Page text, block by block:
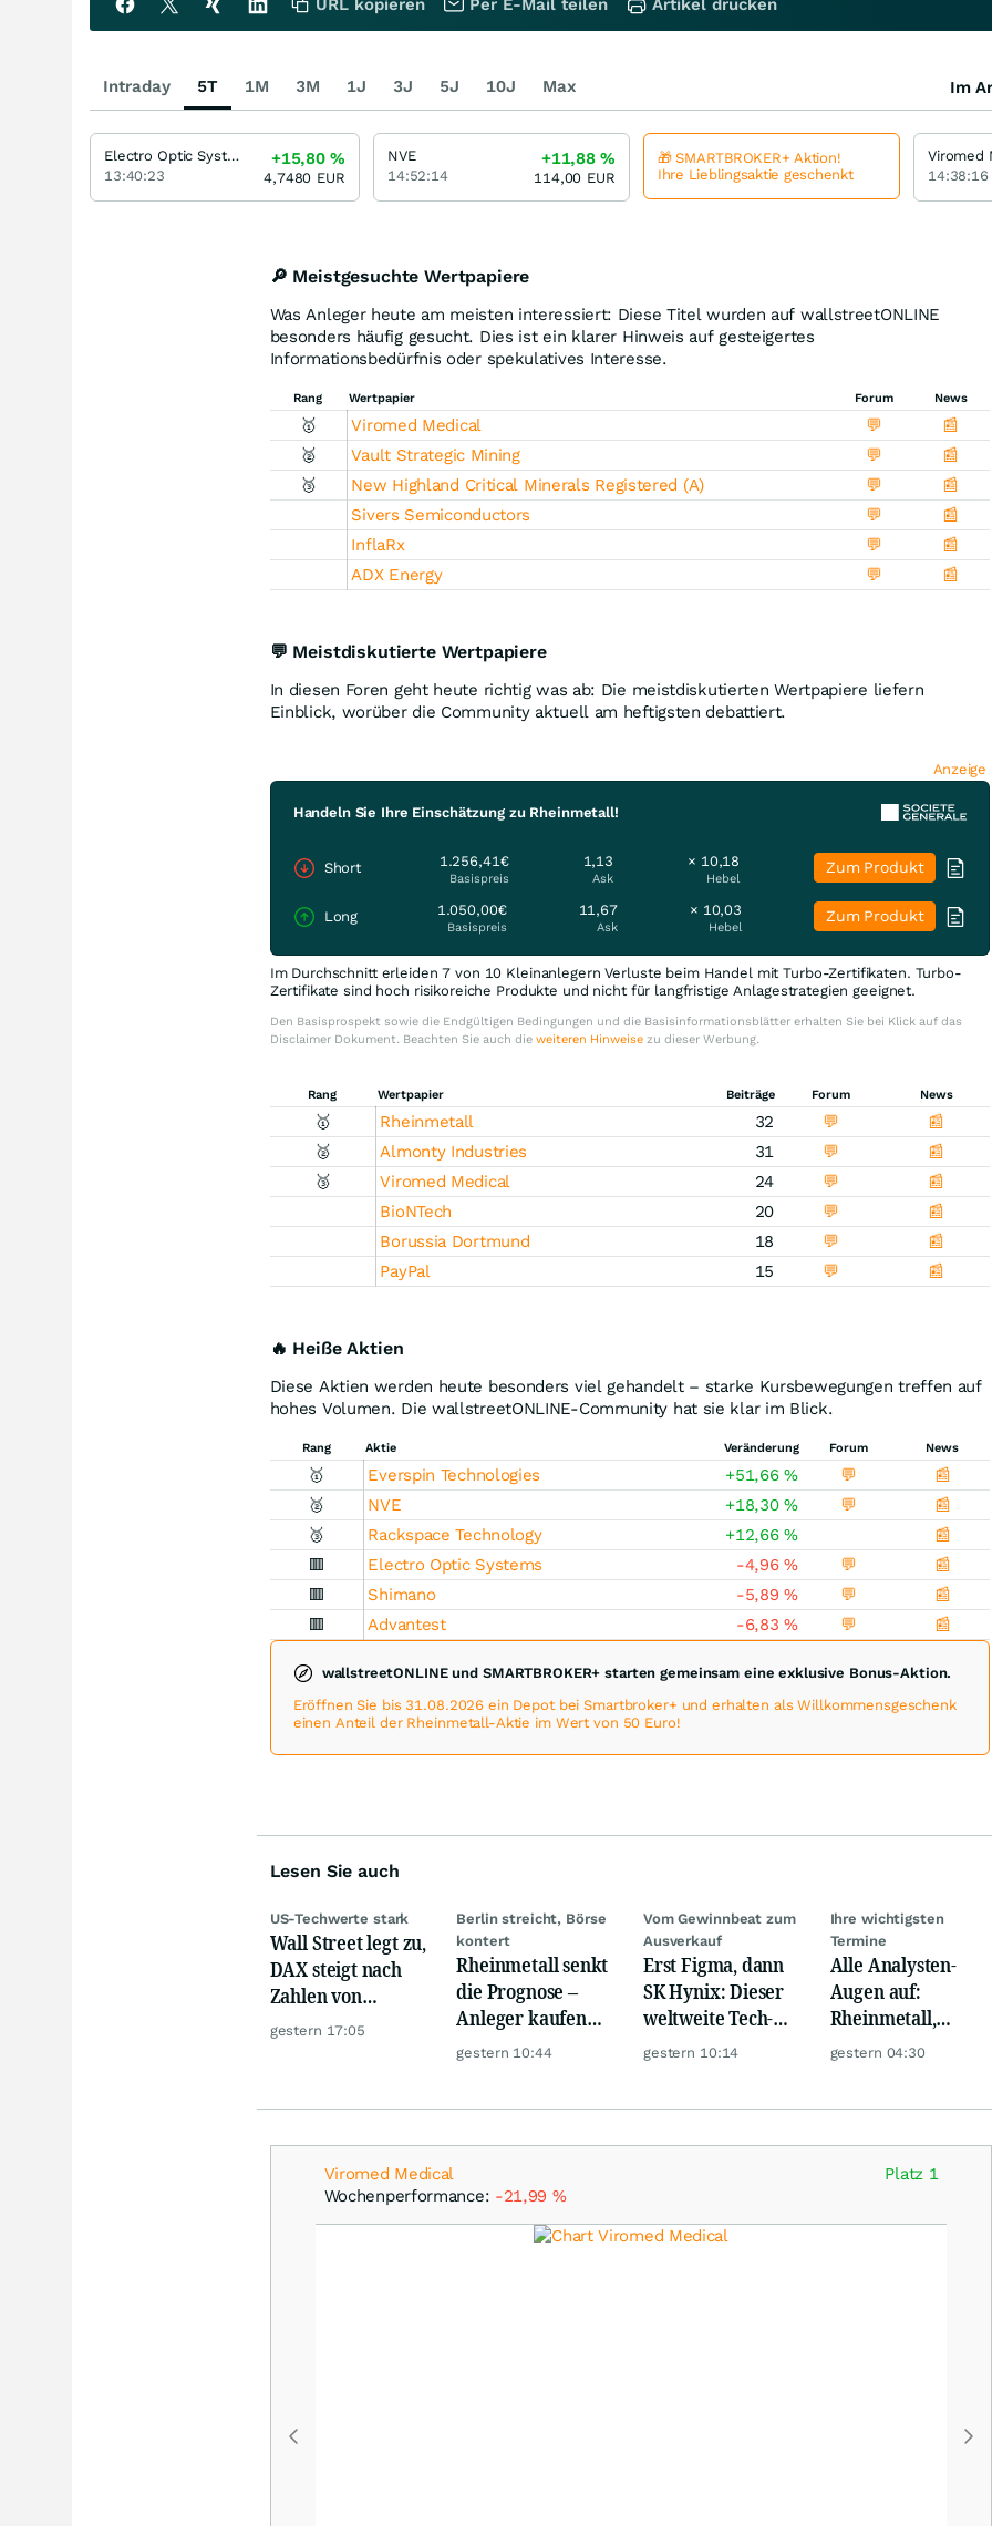
🔎 Meistgesuchte Wertpapiere
Was Anleger heute am meisten interessiert: Diese Titel wurden auf wallstreetONLINE
besonders häufig gesucht. Dies ist ein klarer Hinweis auf gesteigertes
Informationsbedürfnis oder spekulatives Interesse.
Rang Wertpapier Forum News
🥇 Viromed Medical 💬
📰
🥈
Vault Strategic Mining 💬
📰
🥉
New Highland Critical Minerals Registered (A) 💬
📰
Sivers Semiconductors
💬
📰
InflaRx
💬
📰
ADX Energy
💬 📰
💬 Meistdiskutierte Wertpapiere
In diesen Foren geht heute richtig was ab: Die meistdiskutierten Wertpapiere liefern
Einblick, worüber die Community aktuell am heftigsten debattiert.
Anzeige
Handeln Sie Ihre Einschätzung zu Rheinmetall!
Short 1.256,41€
Basispreis
1,13
Ask
× 10,18
Hebel
Zum Produkt
Long 1.050,00€
Basispreis
11,67
Ask
× 10,03
Hebel
Zum Produkt
Im Durchschnitt erleiden 7 von 10 Kleinanlegern Verluste beim Handel mit Turbo-Zertifikaten. Turbo-
Zertifikate sind hoch risikoreiche Produkte und nicht für langfristige Anlagestrategien geeignet.
Den Basisprospekt sowie die Endgültigen Bedingungen und die Basisinformationsblätter erhalten Sie bei Klick auf das
Disclaimer Dokument. Beachten Sie auch die weiteren Hinweisezu dieser Werbung.
Rang Wertpapier Beiträge Forum News
🥇 Rheinmetall 32 💬
📰
🥈
Almonty Industries 31 💬
📰
🥉
Viromed Medical 24 💬
📰
BioNTech
20 💬
📰
Borussia Dortmund
18 💬
📰
PayPal
15 💬 📰
🔥 Heiße Aktien
Diese Aktien werden heute besonders viel gehandelt – starke Kursbewegungen treffen auf
hohes Volumen. Die wallstreetONLINE-Community hat sie klar im Blick.
Rang Aktie Veränderung Forum News
🥇 Everspin Technologies +51,66% 💬
📰
🥈
NVE +18,30% 💬
📰
🥉
Rackspace Technology +12,66%
📰
🟥
Electro Optic Systems -4,96% 💬
📰
🟥
Shimano -5,89% 💬
📰
🟥
Advantest -6,83% 💬 📰
wallstreetONLINE und SMARTBROKER+ starten gemeinsam eine exklusive Bonus-Aktion.
Eröffnen Sie bis 31.08.2026 ein Depot bei Smartbroker+ und erhalten als Willkommensgeschenk
einen Anteil der Rheinmetall-Aktie im Wert von 50 Euro!
Lesen Sie auch
US-Techwerte stark
Wall Street legt zu,
DAX steigt nach
Zahlen von
Telekom, Henkel
gestern 17:05
Berlin streicht, Börse
kontert
Rheinmetall senkt
die Prognose –
Anleger kaufen
den Schock weg
gestern 10:44
Vom Gewinnbeat zum
Ausverkauf
Erst Figma, dann
SK Hynix: Dieser
weltweite Tech-
Crash vernichtet
gestern 10:14
Ihre wichtigsten
Termine
Alle Analysten-
Augen auf:
Rheinmetall,
Deutsche Telekom,
gestern 04:30
Viromed Medical
Wochenperformance: -21,99 %
Platz 1
URL kopieren Per E-Mail teilen Artikel drucken
Intraday 5T 1M 3M 1J 3J 5J 10J Max Im
Electro Optic Systems
13:40:23
+15,80%
4,7480 EUR
NVE
14:52:14
+11,88%
114,00 EUR
🎁 SMARTBROKER+ Aktion!
Ihre Lieblingsaktie geschenkt
Viromed
14:38:16